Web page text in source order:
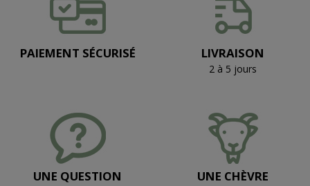
PAIEMENT SÉCURISÉ LIVRAISON
2 à 5 jours
UNE QUESTION UNE CHÈVRE